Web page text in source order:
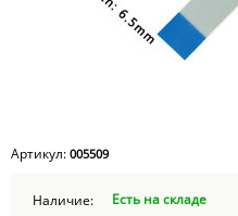
Артикул: 005509
Наличие:
Есть на складе